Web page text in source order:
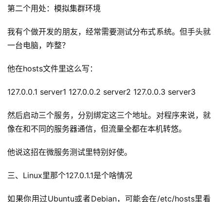
营
录
验
程
软
件
用
服
登录 注册
第二个用处：模拟集群环境
我有个做开发的朋友，经常需要测试分布式系统。但手头就
一台电脑，咋整？
他在hosts文件里这么写：
127.0.0.1 server1 127.0.0.2 server2 127.0.0.3 server3
然后启动三个服务，分别绑定这三个地址。对程序来说，就
像在和不同的服务器通信，但流量全都在本机转悠。
他说这招在微服务测试里特别好使。
三、Linux里那个127.0.1.1是个啥情况
如果你用过Ubuntu或者Debian，可能会在/etc/hosts里看